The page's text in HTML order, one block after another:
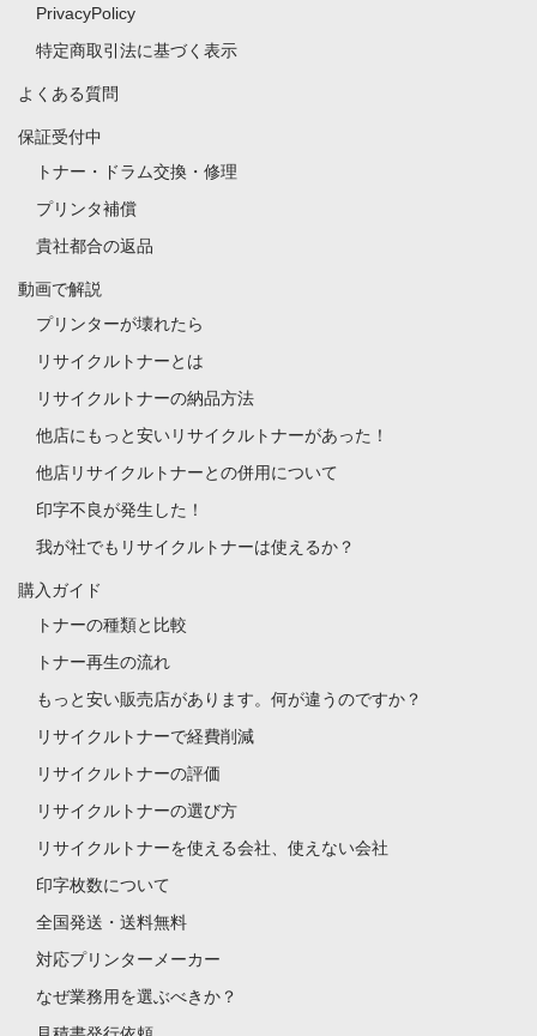
PrivacyPolicy
特定商取引法に基づく表示
よくある質問
保証受付中
トナー・ドラム交換・修理
プリンタ補償
貴社都合の返品
動画で解説
プリンターが壊れたら
リサイクルトナーとは
リサイクルトナーの納品方法
他店にもっと安いリサイクルトナーがあった！
他店リサイクルトナーとの併用について
印字不良が発生した！
我が社でもリサイクルトナーは使えるか？
購入ガイド
トナーの種類と比較
トナー再生の流れ
もっと安い販売店があります。何が違うのですか？
リサイクルトナーで経費削減
リサイクルトナーの評価
リサイクルトナーの選び方
リサイクルトナーを使える会社、使えない会社
印字枚数について
全国発送・送料無料
対応プリンターメーカー
なぜ業務用を選ぶべきか？